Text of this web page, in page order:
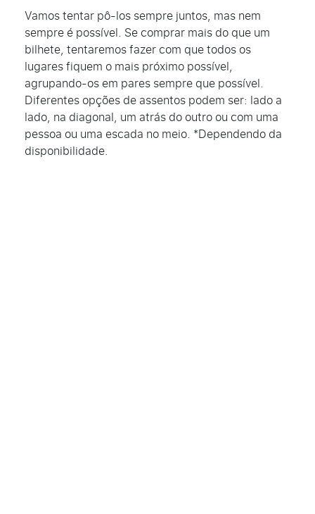
Vamos tentar pô-los sempre juntos, mas nem
sempre é possível. Se comprar mais do que um
bilhete, tentaremos fazer com que todos os
lugares fiquem o mais próximo possível,
agrupando-os em pares sempre que possível.
Diferentes opções de assentos podem ser: lado a
lado, na diagonal, um atrás do outro ou com uma
pessoa ou uma escada no meio. *Dependendo da
disponibilidade.